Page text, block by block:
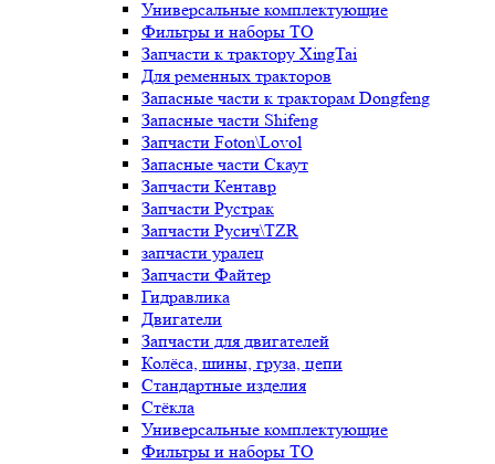
Универсальные комплектующие
Фильтры и наборы ТО
Запчасти к трактору XingTai
Для ременных тракторов
Запасные части к тракторам Dongfeng
Запасные части Shifeng
Запчасти Foton\Lovol
Запасные части Скаут
Запчасти Кентавр
Запчасти Рустрак
Запчасти Русич\TZR
запчасти уралец
Запчасти Файтер
Гидравлика
Двигатели
Запчасти для двигателей
Колёса, шины, груза, цепи
Стандартные изделия
Стёкла
Универсальные комплектующие
Фильтры и наборы ТО